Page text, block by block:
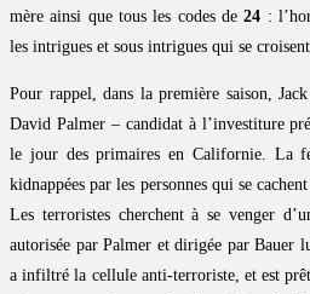
mère ainsi que tous les codes de24 :
les intrigues et sous intrigues qui se croisent.
Pour rappel, dans la première saison,
David Palmer – candidat à l’investiture
le jour des primaires en Californie. La
kidnappées par les personnes qui se
Les terroristes cherchent à se venger
autorisée par Palmer et dirigée par Bauer
a infiltré la cellule anti-terroriste, et est